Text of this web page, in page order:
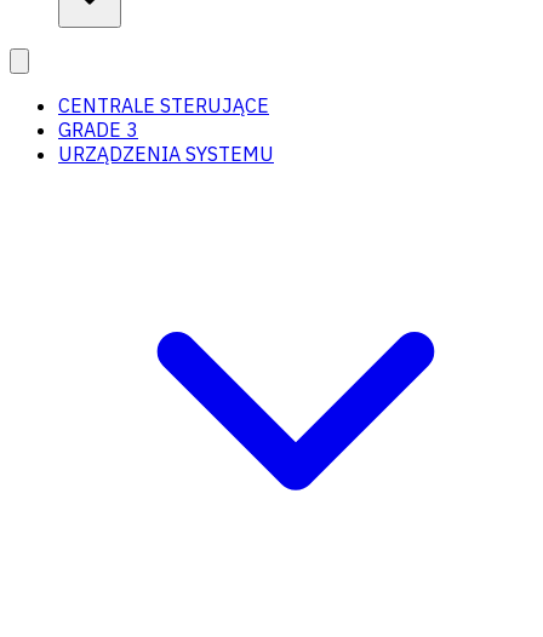
CENTRALE STERUJĄCE
GRADE 3
URZĄDZENIA SYSTEMU